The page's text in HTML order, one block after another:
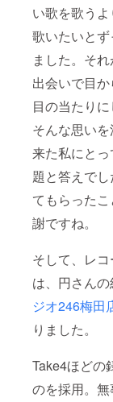
い歌を歌う
歌いたいと
ました。そ
出会いで目
目の当たりに
そんな思い
来た私にと
題と答えで
てもらった
謝ですね。
そして、レ
は、円さん
ジオ246梅田
りました。
Take4ほどの
のを採用。